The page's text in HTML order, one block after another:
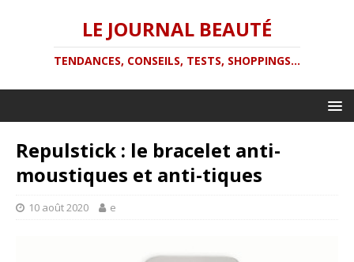
LE JOURNAL BEAUTÉ
TENDANCES, CONSEILS, TESTS, SHOPPINGS...
Repulstick : le bracelet anti-
moustiques et anti-tiques
10 août 2020 e